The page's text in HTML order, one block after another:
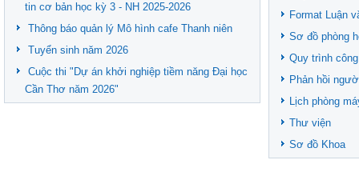
tin cơ bản học kỳ 3 - NH 2025-2026
Thông báo quản lý Mô hình cafe Thanh niên
Tuyển sinh năm 2026
Cuộc thi "Dự án khởi nghiệp tiềm năng Đại học
Cần Thơ năm 2026"
Format Luận
Sơ đồ phòng
Quy trình
Phản hồi
Lịch phòng
Thư viện
Sơ đồ Khoa